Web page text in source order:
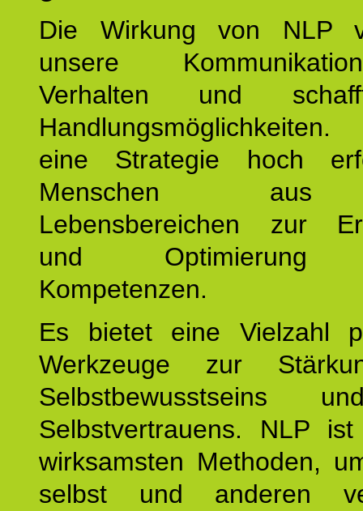
Die Wirkung von NLP
unsere
Verhalten und
eine Strategie hoch
Menschen
Lebensbereichen zur
und Optimierung
Kompetenzen.
Es bietet eine Vielzahl
Werkzeuge zur
Selbstbewusstseins
Selbstvertrauens. NLP
wirksamsten Methoden,
selbst und anderen